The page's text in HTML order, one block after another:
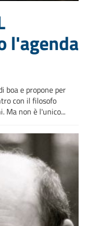
l'agenda
boa e propone per
con il filosofo
Ma non è l'unico...